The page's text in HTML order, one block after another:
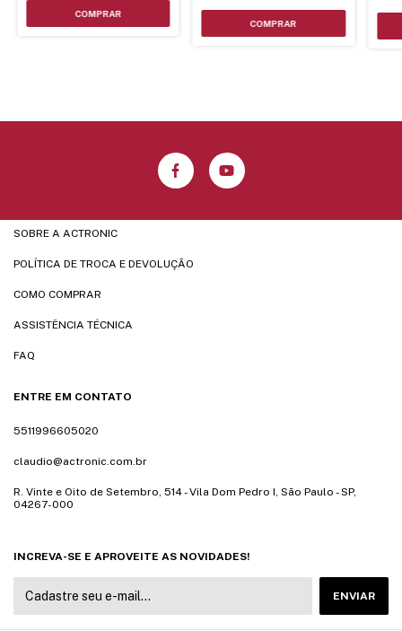
SOBRE A ACTRONIC
POLÍTICA DE TROCA E DEVOLUÇÃO
COMO COMPRAR
ASSISTÊNCIA TÉCNICA
FAQ
ENTRE EM CONTATO
5511996605020
claudio@actronic.com.br
R. Vinte e Oito de Setembro, 514 - Vila Dom Pedro I, São Paulo - SP,
04267-000
INCREVA-SE E APROVEITE AS NOVIDADES!